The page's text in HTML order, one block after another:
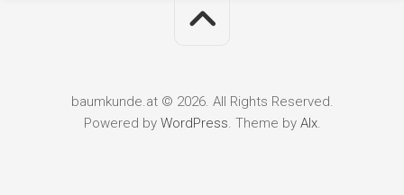
baumkunde.at © 2026. All Rights Reserved.
Powered by WordPress. Theme by Alx.